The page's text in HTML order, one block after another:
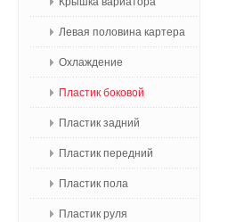
Левая половина картера
Охлаждение
Пластик боковой
Пластик задний
Пластик передний
Пластик пола
Пластик руля